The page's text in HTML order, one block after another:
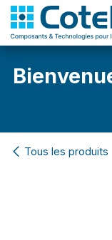
Tous les produits